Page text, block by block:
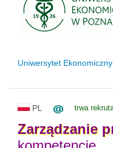
Uniwersytet
PL trwa
Zarządzanie